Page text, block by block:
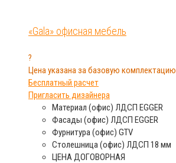
«Gala» офисная мебель
?
Цена указана за базовую комплектацию
Бесплатный расчет
Пригласить дизайнера
Материал (офис) ЛДСП EGGER
Фасады (офис) ЛДСП EGGER
Фурнитура (офис) GTV
Столешница (офис) ЛДСП 18 мм
ЦЕНАДОГОВОРНАЯ